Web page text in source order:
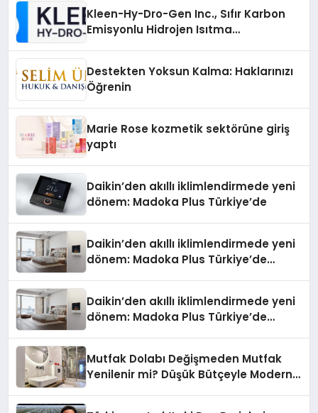
Kleen-Hy-Dro-Gen Inc., Sıfır Karbon
Emisyonlu Hidrojen Isıtma
Destekten Yoksun Kalma: Haklarınızı
Öğrenin
Marie Rose kozmetik sektörüne giriş
yaptı
Daikin’den akıllı iklimlendirmede yeni
dönem: Madoka Plus Türkiye’de
Daikin’den akıllı iklimlendirmede yeni
dönem: Madoka Plus Türkiye’de
teknolojilerle donatılmış son modeli
VRV kontrol ünitesi Madoka Plus
Türkiye’de satışa sunuldu. Tam
dokunmatik ekranı, mobil uygulama
desteği ve akıllı sensör entegrasyonu
sayesinde iklimlendirme sistemlerinin
yönetimini daha kolay, konforlu ve
Daikin’den akıllı iklimlendirmede yeni
dönem: Madoka Plus Türkiye’de
teknolojilerle donatılmış son modeli
VRV kontrol ünitesi Madoka Plus
Türkiye’de satışa sunuldu. Tam
Mutfak Dolabı Değişmeden Mutfak
Yenilenir mi? Düşük Bütçeyle Modern